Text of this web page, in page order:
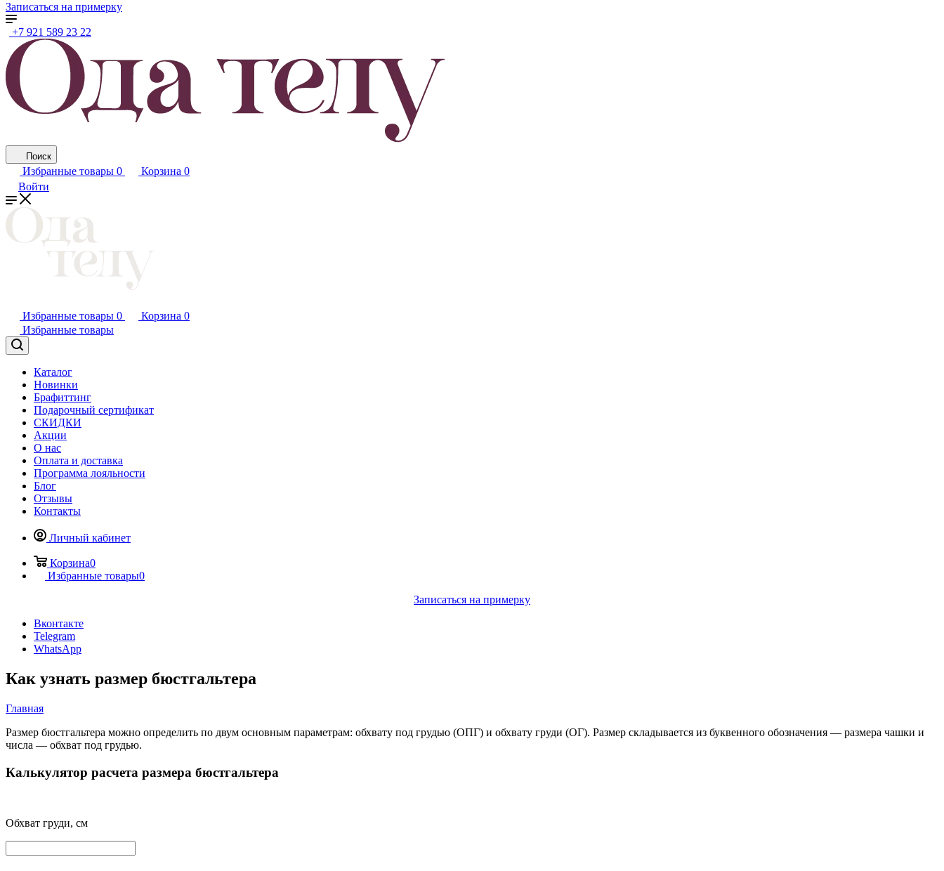
Записаться на примерку
+7 921 589 23 22
Поиск
Избранные товары 0 Корзина 0
Войти
Избранные товары 0 Корзина 0
Избранные товары
Каталог
Новинки
Брафиттинг
Подарочный сертификат
СКИДКИ
Акции
О нас
Оплата и доставка
Программа лояльности
Блог
Отзывы
Контакты
Личный кабинет
Корзина0
Избранные товары0
Записаться на примерку
Вконтакте
Telegram
WhatsApp
Как узнать размер бюстгальтера
Главная
Размер бюстгальтера можно определить по двум основным параметрам: обхвату под грудью (ОПГ) и обхвату груди (ОГ). Размер складывается из буквенного обозначения — размера чашки и
числа — обхват под грудью.
Калькулятор расчета размера бюстгальтера
Обхват груди, см